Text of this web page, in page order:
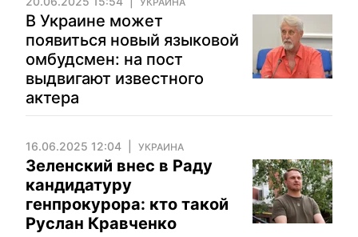
В Украине может
появиться новый языковой
омбудсмен: на пост
выдвигают известного
актера
16.06.2025 12:04 УКРАИНА
Зеленский внес в Раду
кандидатуру
генпрокурора: кто такой
Руслан Кравченко